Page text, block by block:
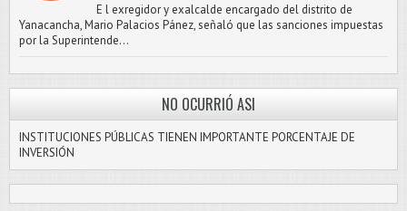
E l exregidor y exalcalde encargado del distrito de
Yanacancha, Mario Palacios Pánez, señaló que las sanciones impuestas
por la Superintende...
NO OCURRIÓ ASI
INSTITUCIONES PÚBLICAS TIENEN IMPORTANTE PORCENTAJE DE
INVERSIÓN